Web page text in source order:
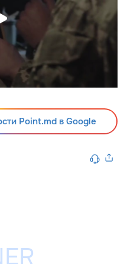
Point.md в Google